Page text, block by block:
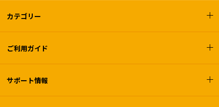
カテゴリー
ご利用ガイド
サポート情報